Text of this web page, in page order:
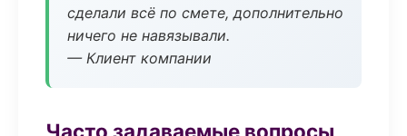
сделали всё по смете, дополнительно
ничего не навязывали.
— Клиент компании
Часто задаваемые вопросы